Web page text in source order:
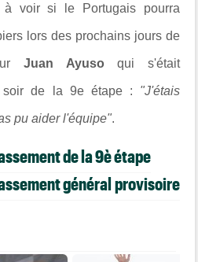
à voir si le Portugais pourra
lors des prochains jours de
Juan Ayusoqui s'était
soir de la 9e étape : "J'étais
pu aider l'équipe".
de la 9è étape
général provisoire